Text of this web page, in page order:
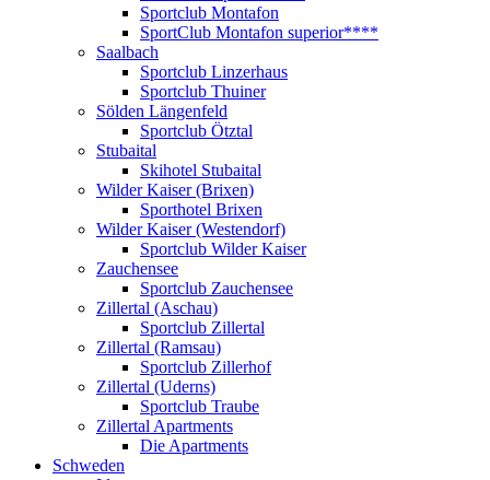
Sportclub Montafon
SportClub Montafon superior****
Saalbach
Sportclub Linzerhaus
Sportclub Thuiner
Sölden Längenfeld
Sportclub Ötztal
Stubaital
Skihotel Stubaital
Wilder Kaiser (Brixen)
Sporthotel Brixen
Wilder Kaiser (Westendorf)
Sportclub Wilder Kaiser
Zauchensee
Sportclub Zauchensee
Zillertal (Aschau)
Sportclub Zillertal
Zillertal (Ramsau)
Sportclub Zillerhof
Zillertal (Uderns)
Sportclub Traube
Zillertal Apartments
Die Apartments
Schweden